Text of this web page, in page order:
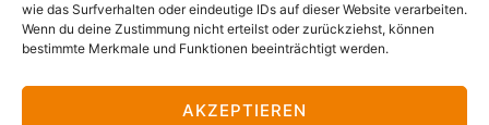
wie das Surfverhalten oder eindeutige IDs auf dieser Website verarbeiten.
Wenn du deine Zustimmung nicht erteilst oder zurückziehst, können
bestimmte Merkmale und Funktionen beeinträchtigt werden.
AKZEPTIEREN
Copyright © 2026 agotec Bau GmbH | Alle Rechte vorbehalten | Powered by
Boldpeak